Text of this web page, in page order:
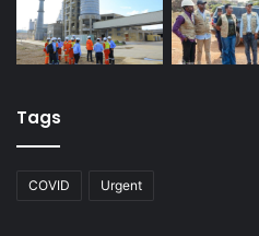
Tags
COVID Urgent